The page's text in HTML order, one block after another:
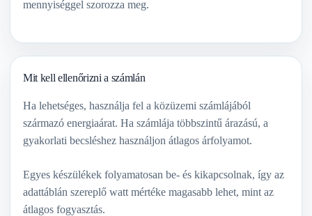
mennyiséggel szorozza meg.
Mit kell ellenőrizni a számlán
Ha lehetséges, használja fel a közüzemi számlájából
származó energiaárat. Ha számlája többszintű árazású, a
gyakorlati becsléshez használjon átlagos árfolyamot.
Egyes készülékek folyamatosan be- és kikapcsolnak, így az
adattáblán szereplő watt mértéke magasabb lehet, mint az
átlagos fogyasztás.